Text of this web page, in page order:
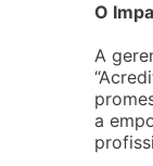
O
A
a